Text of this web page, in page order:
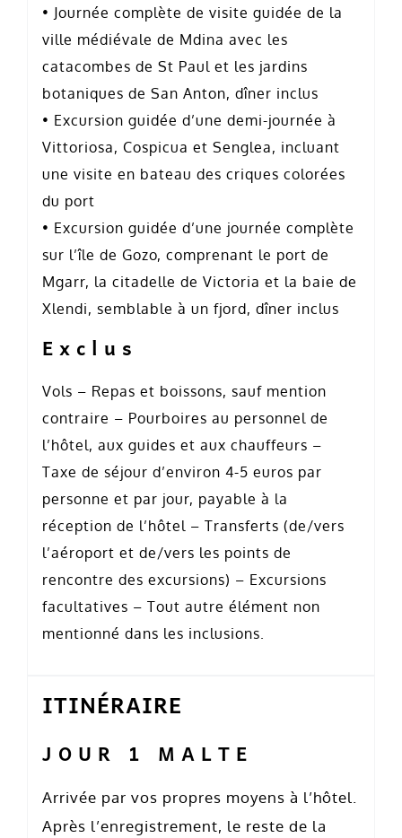
• Journée complète de visite guidée de la
ville médiévale de Mdina avec les
catacombes de St Paul et les jardins
botaniques de San Anton, dîner inclus
• Excursion guidée d’une demi-journée à
Vittoriosa, Cospicua et Senglea, incluant
une visite en bateau des criques colorées
du port
• Excursion guidée d’une journée complète
sur l’île de Gozo, comprenant le port de
Mgarr, la citadelle de Victoria et la baie de
Xlendi, semblable à un fjord, dîner inclus
Exclus
Vols – Repas et boissons, sauf mention
contraire – Pourboires au personnel de
l’hôtel, aux guides et aux chauffeurs –
Taxe de séjour d’environ 4-5 euros par
personne et par jour, payable à la
réception de l’hôtel – Transferts (de/vers
l’aéroport et de/vers les points de
rencontre des excursions) – Excursions
facultatives – Tout autre élément non
mentionné dans les inclusions.
ITINÉRAIRE
JOUR 1 MALTE
Arrivée par vos propres moyens à l’hôtel.
Après l’enregistrement, le reste de la